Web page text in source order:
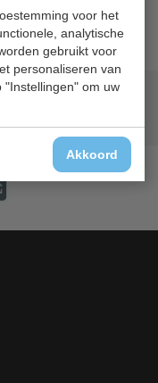
voor het
analytische
gebruikt voor
personaliseren van
"Instellingen" om uw
Akkoord